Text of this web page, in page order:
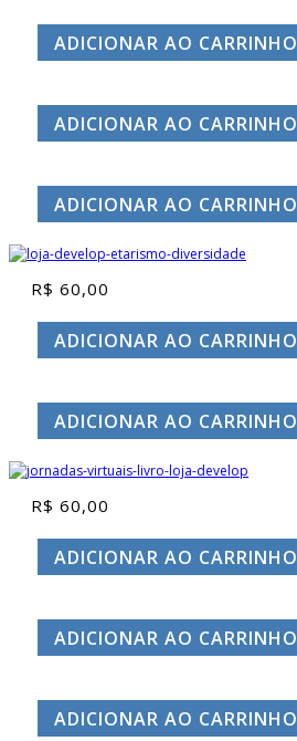
ADICIONAR AO CARRINHO
ADICIONAR AO CARRINHO
ADICIONAR AO CARRINHO
R$ 60,00
ADICIONAR AO CARRINHO
ADICIONAR AO CARRINHO
R$ 60,00
ADICIONAR AO CARRINHO
ADICIONAR AO CARRINHO
ADICIONAR AO CARRINHO